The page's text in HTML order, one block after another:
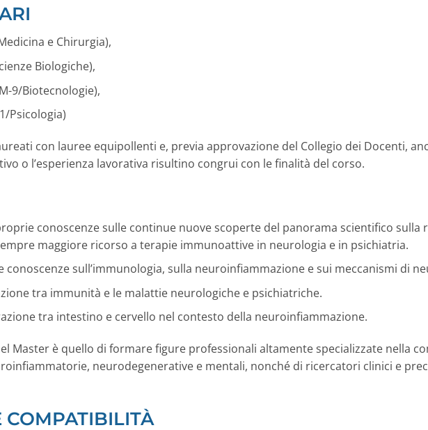
e Chirurgia),
Biologiche),
9/Biotecnologie),
Psicologia)
con lauree equipollenti e, previa approvazione del Collegio dei Docenti,
o l’esperienza lavorativa risultino congrui con le finalità del corso.
conoscenze sulle continue nuove scoperte del panorama scientifico
maggiore ricorso a terapie immunoattive in neurologia e in psichiatria.
conoscenze sull’immunologia, sulla neuroinfiammazione e sui meccanismi di
tra immunità e le malattie neurologiche e psichiatriche.
tra intestino e cervello nel contesto della neuroinfiammazione.
Master è quello di formare figure professionali altamente specializzate nella
neurodegenerative e mentali, nonché di ricercatori clinici e
COMPATIBILITÀ